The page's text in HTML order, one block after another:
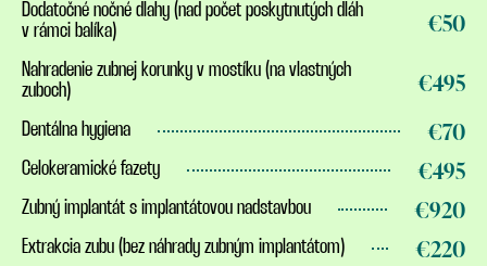
Dodatočné nočné dlahy (nad počet poskytnutých dláh
v rámci balíka)
€50
Nahradenie zubnej korunky v mostíku (na vlastných
zuboch)
€495
Dentálna hygiena €70
Celokeramické fazety €495
Zubný implantát s implantátovou nadstavbou €920
Extrakcia zubu (bez náhrady zubným implantátom) €220